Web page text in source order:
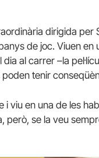
dirigida per
de joc. Viuen en
al carrer –la
tenir
viu en una de les
però, se la veu